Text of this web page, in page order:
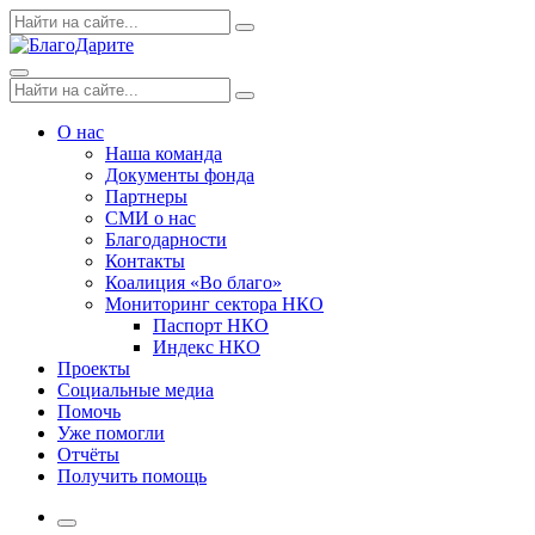
Skip
to
Поиск
по:
Search
Menu
Поиск
по:
Search
О нас
Наша команда
Документы фонда
Партнеры
СМИ о нас
Благодарности
Контакты
Коалиция «Во благо»
Мониторинг сектора НКО
Паспорт НКО
Индекс НКО
Проекты
Социальные медиа
Помочь
Уже помогли
Отчёты
Получить помощь
More